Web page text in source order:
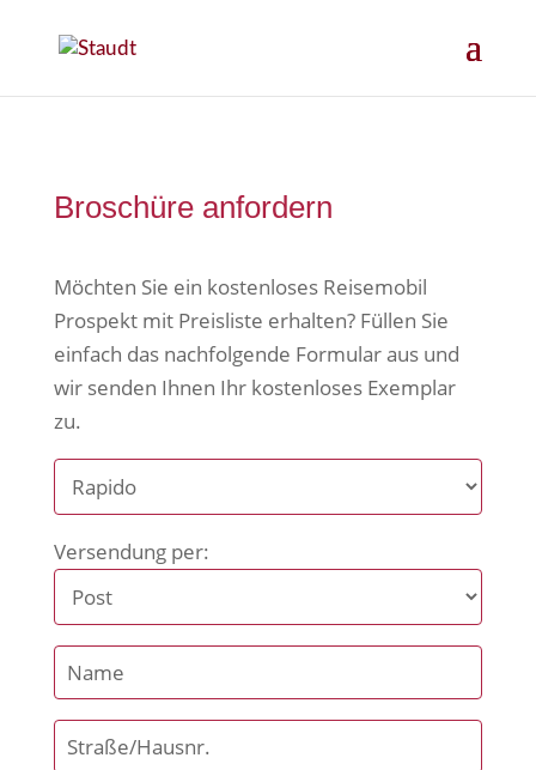
Broschüre anfordern
Möchten Sie ein kostenloses Reisemobil
Prospekt mit Preisliste erhalten? Füllen Sie
einfach das nachfolgende Formular aus und
wir senden Ihnen Ihr kostenloses Exemplar
zu.
Versendung per: